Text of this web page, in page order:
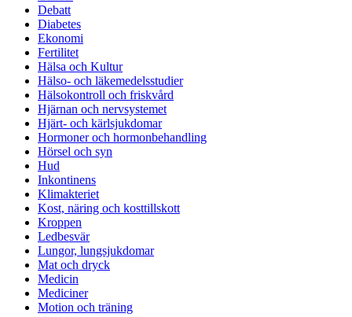
Debatt
Diabetes
Ekonomi
Fertilitet
Hälsa och Kultur
Hälso- och läkemedelsstudier
Hälsokontroll och friskvård
Hjärnan och nervsystemet
Hjärt- och kärlsjukdomar
Hormoner och hormonbehandling
Hörsel och syn
Hud
Inkontinens
Klimakteriet
Kost, näring och kosttillskott
Kroppen
Ledbesvär
Lungor, lungsjukdomar
Mat och dryck
Medicin
Mediciner
Motion och träning